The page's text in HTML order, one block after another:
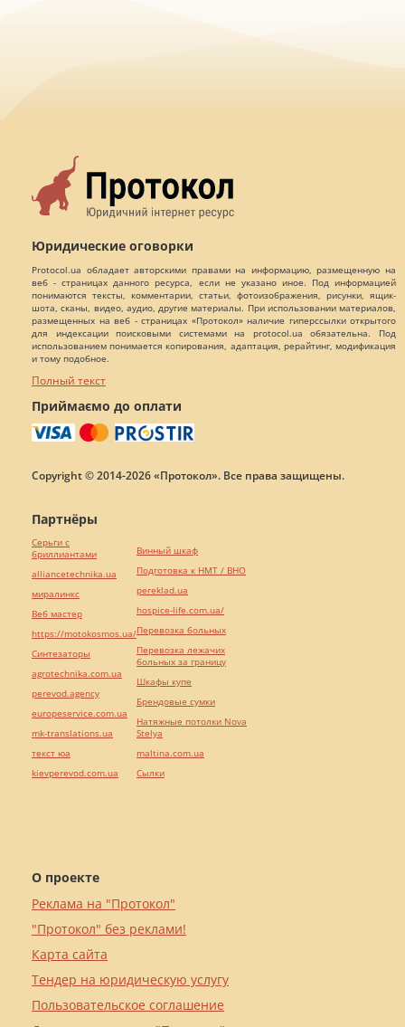
Юридические оговорки
Protocol.ua обладает авторскими правами на информацию, размещенную на
веб - страницах данного ресурса, если не указано иное. Под информацией
понимаются тексты, комментарии, статьи, фотоизображения, рисунки, ящик-
шота, сканы, видео, аудио, другие материалы. При использовании материалов,
размещенных на веб - страницах «Протокол» наличие гиперссылки открытого
для индексации поисковыми системами на protocol.ua обязательна. Под
использованием понимается копирования, адаптация, рерайтинг, модификация
и тому подобное.
Полный текст
Приймаємо до оплати
Copyright © 2014-2026 «Протокол». Все права защищены.
О проекте
Реклама на "Протокол"
"Протокол" без реклами!
Карта сайта
Тендер на юридическую услугу
Пользовательское соглашение
Партнёры
Серьги с
бриллиантами
alliancetechnika.ua
миралинкс
Веб мастер
https://motokosmos.ua/
Синтезаторы
agrotechnika.com.ua
perevod.agency
europeservice.com.ua
mk-translations.ua
текст юа
kievperevod.com.ua
Винный шкаф
Подготовка к НМТ / ВНО
pereklad.ua
hospice-life.com.ua/
Перевозка больных
Перевозка лежачих
больных за границу
Шкафы купе
Брендовые сумки
Натяжные потолки Nova
Stelya
maltina.com.ua
Cылки